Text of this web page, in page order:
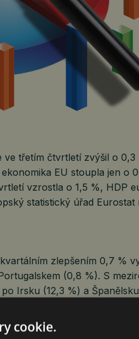
třetím čtvrtletí zvýšil o 0,3
EU stoupla jen o
vzrostla o 1,5 %, HDP
statistický úřad Eurostat
zlepšením 0,7 %
(0,8 %). S
Irsku (12,3 %) a
cookie.